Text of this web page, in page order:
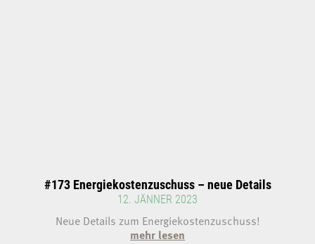
#173 Energiekostenzuschuss – neue Details
12. JÄNNER 2023
Neue Details zum Energiekostenzuschuss!
mehr lesen